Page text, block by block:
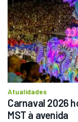
Atualidades
Carnaval 2026
MST à avenida